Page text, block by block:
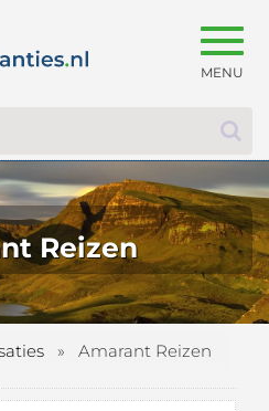
Reizen
» Amarant Reizen